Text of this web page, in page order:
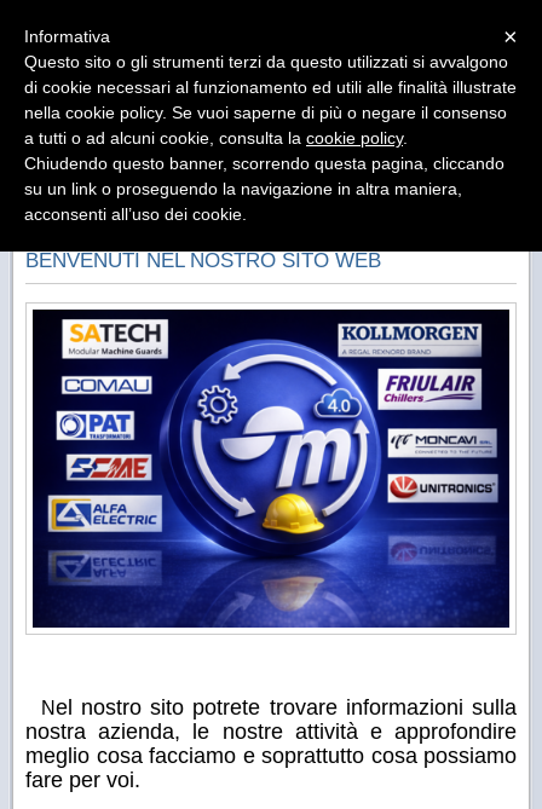
SM Rappresentanze Industriali
Agenzia di Rappresentanza Componentistica per
Automazione e Sicurezza
BENVENUTI NEL NOSTRO SITO WEB
Nel nostro sito potrete trovare informazioni sulla
nostra azienda, le nostre attività e approfondire
meglio cosa facciamo e soprattutto cosa possiamo
fare per voi.
×
Informativa
Questo sito o gli strumenti terzi da questo utilizzati si avvalgono
di cookie necessari al funzionamento ed utili alle finalità illustrate
nella cookie policy. Se vuoi saperne di più o negare il consenso
a tutti o ad alcuni cookie, consulta la cookie policy.
Chiudendo questo banner, scorrendo questa pagina, cliccando
su un link o proseguendo la navigazione in altra maniera,
acconsenti all’uso dei cookie.